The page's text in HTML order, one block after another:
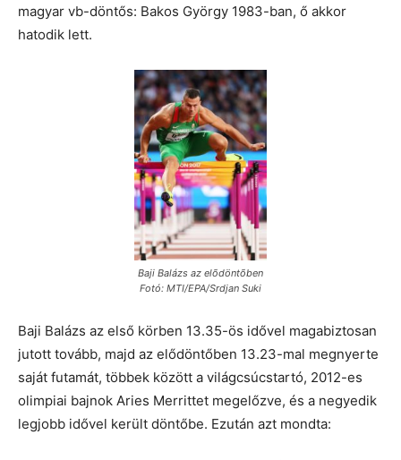
magyar vb-döntős: Bakos György 1983-ban, ő akkor
hatodik lett.
Baji Balázs az elõdöntõben
Fotó: MTI/EPA/Srdjan Suki
Baji Balázs az első körben 13.35-ös idővel magabiztosan
jutott tovább, majd az elődöntőben 13.23-mal megnyerte
saját futamát, többek között a világcsúcstartó, 2012-es
olimpiai bajnok Aries Merrittet megelőzve, és a negyedik
legjobb idővel került döntőbe. Ezután azt mondta: